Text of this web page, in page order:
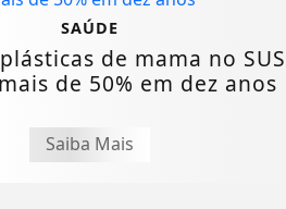
SAÚDE
de mama no SUS
de 50% em dez anos
Saiba Mais